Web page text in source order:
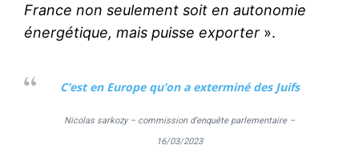
France non seulement soit en autonomie
énergétique, mais puisse exporter ».
C’est en Europe qu’on a exterminé des Juifs
Nicolas sarkozy – commission d’enquête parlementaire –
16/03/2023